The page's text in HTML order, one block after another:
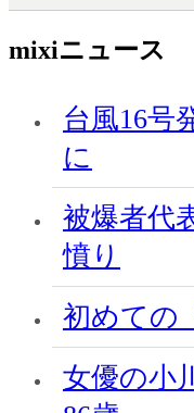
mixiニュース
台風16号
に
被爆者代
憤り
初めての
女優の小